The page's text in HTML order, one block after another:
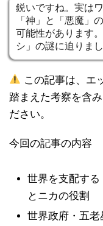
鋭いですね。実は
「神」と「悪魔」
可能性があります
シ」の謎に迫りまし
この記事は、エ
踏まえた考察を含
ださい。
今回の記事の内容
世界を支配す
とニカの役割
世界政府・五